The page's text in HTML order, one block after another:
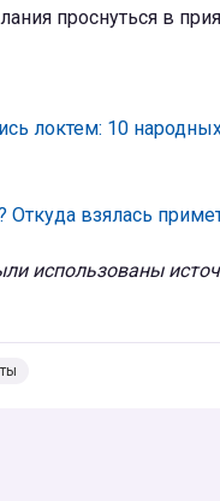
проснуться в
локтем: 10
взялась
использованы